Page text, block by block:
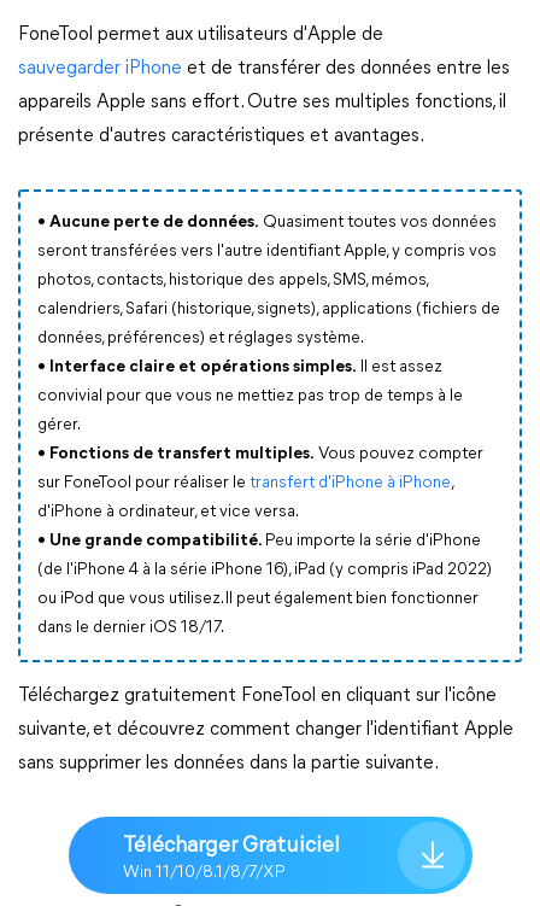
FoneTool permet aux utilisateurs d'Apple de
sauvegarder iPhone et de transférer des données entre les
appareils Apple sans effort. Outre ses multiples fonctions, il
présente d'autres caractéristiques et avantages.
• Aucune perte de données. Quasiment toutes vos données
seront transférées vers l'autre identifiant Apple, y compris vos
photos, contacts, historique des appels, SMS, mémos,
calendriers, Safari (historique, signets), applications (fichiers de
données, préférences) et réglages système.
• Interface claire et opérations simples. Il est assez
convivial pour que vous ne mettiez pas trop de temps à le
gérer.
• Fonctions de transfert multiples. Vous pouvez compter
sur FoneTool pour réaliser le transfert d'iPhone à iPhone,
d'iPhone à ordinateur, et vice versa.
• Une grande compatibilité. Peu importe la série d'iPhone
(de l'iPhone 4 à la série iPhone 16), iPad (y compris iPad 2022)
ou iPod que vous utilisez. Il peut également bien fonctionner
dans le dernier iOS 18/17.
Téléchargez gratuitement FoneTool en cliquant sur l'icône
suivante, et découvrez comment changer l'identifiant Apple
sans supprimer les données dans la partie suivante.
Télécharger Gratuiciel
Win 11/10/8.1/8/7/XP